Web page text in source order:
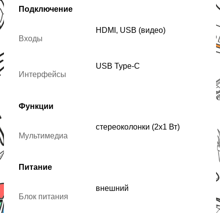
Подключение
Входы
HDMI, USB (видео)
Интерфейсы
USB Type-C
Функции
Мультимедиа
стереоколонки (2x1 Вт)
Питание
Блок питания
внешний